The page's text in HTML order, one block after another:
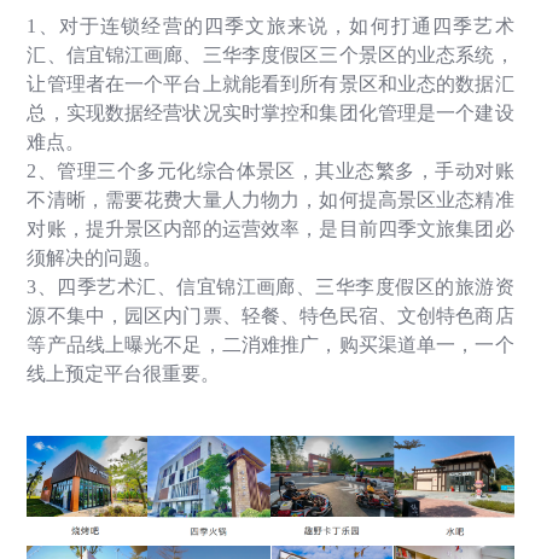
1
、对于连锁经营的四季文旅来说，如何打通四季艺术
汇、信宜锦江画廊、三华李度假区三个景区的业态系统，
让管理者在一个平台上就能看到所有景区和业态的数据汇
总，实现数据经营状况实时掌控和集团化管理是一个建设
难点。
2 、管理三个多元化综合体景区，其业态繁多，手动对账
不清晰，需要花费大量人力物力，如何提高景区业态精准
对账，提升景区内部的运营效率，是目前四季文旅集团必
须解决的问题。
3 、四季艺术汇、信宜锦江画廊、三华李度假区的旅游资
源不集中，园区内门票、轻餐、特色民宿、文创特色商店
等产品线上曝光不足，二消难推广，购买渠道单一，一个
线上预定平台很重要。